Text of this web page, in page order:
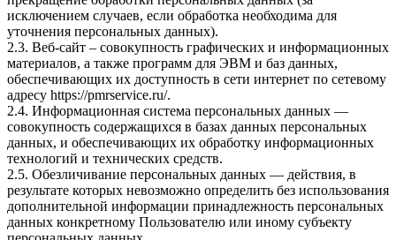
исключением случаев, если обработка необходима для
уточнения персональных данных).
2.3. Веб-сайт – совокупность графических и информационных
материалов, а также программ для ЭВМ и баз данных,
обеспечивающих их доступность в сети интернет по сетевому
адресу https://pmrservice.ru/.
2.4. Информационная система персональных данных —
совокупность содержащихся в базах данных персональных
данных, и обеспечивающих их обработку информационных
технологий и технических средств.
2.5. Обезличивание персональных данных — действия, в
результате которых невозможно определить без использования
дополнительной информации принадлежность персональных
данных конкретному Пользователю или иному субъекту